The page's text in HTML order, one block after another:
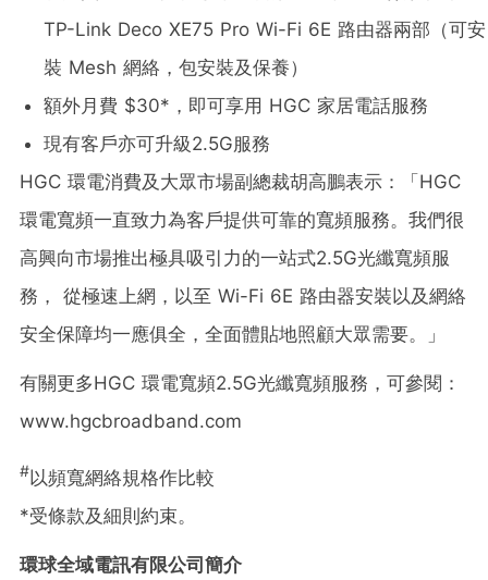
TP-Link Deco XE75 Pro Wi-Fi 6E 路由器兩部（可安
裝 Mesh 網絡，包安裝及保養）
額外月費 $30*，即可享用 HGC 家居電話服務
現有客戶亦可升級2.5G服務
HGC 環電消費及大眾市場副總裁胡高鵬表示：「HGC
環電寬頻一直致力為客戶提供可靠的寬頻服務。我們很
高興向市場推出極具吸引力的一站式2.5G光纖寬頻服
務， 從極速上網，以至 Wi-Fi 6E 路由器安裝以及網絡
安全保障均一應俱全，全面體貼地照顧大眾需要。」
有關更多HGC 環電寬頻2.5G光纖寬頻服務，可參閱：
www.hgcbroadband.com
#以頻寬網絡規格作比較
*受條款及細則約束。
環球全域電訊有限公司簡介